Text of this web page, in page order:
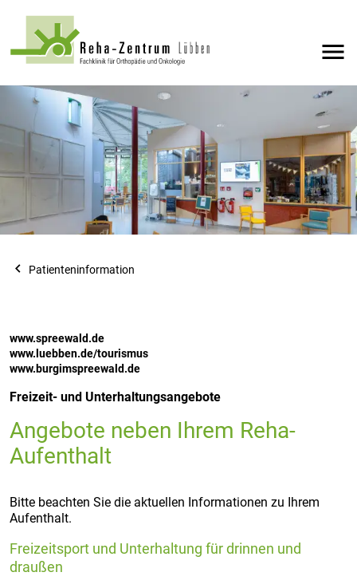
menu
navigate_before Patienteninformation
www.spreewald.de
www.luebben.de/tourismus
www.burgimspreewald.de
Freizeit- und Unterhaltungsangebote
Angebote neben Ihrem Reha-
Aufenthalt
Bitte beachten Sie die aktuellen Informationen zu Ihrem
Aufenthalt.
Freizeitsport und Unterhaltung für drinnen und
draußen